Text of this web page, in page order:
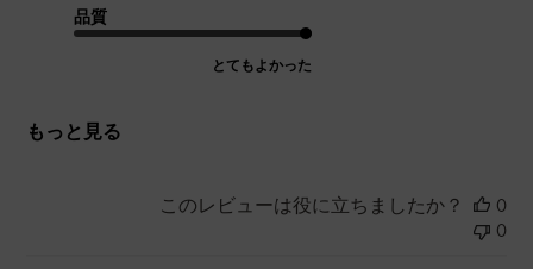
品質
とてもよかった
もっと見る
このレビューは役に立ちましたか？
0
0